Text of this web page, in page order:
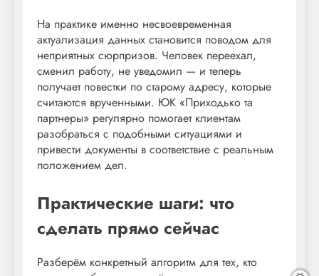
На практике именно несвоевременная
актуализация данных становится поводом для
неприятных сюрпризов. Человек переехал,
сменил работу, не уведомил — и теперь
получает повестки по старому адресу, которые
считаются врученными. ЮК «Приходько та
партнеры» регулярно помогает клиентам
разобраться с подобными ситуациями и
привести документы в соответствие с реальным
положением дел.
Практические шаги: что
сделать прямо сейчас
Разберём конкретный алгоритм для тех, кто